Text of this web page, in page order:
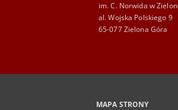
im. C. Norwida w
al. Wojska Polskiego 9
65-077 Zielona Góra
MAPA STRONY